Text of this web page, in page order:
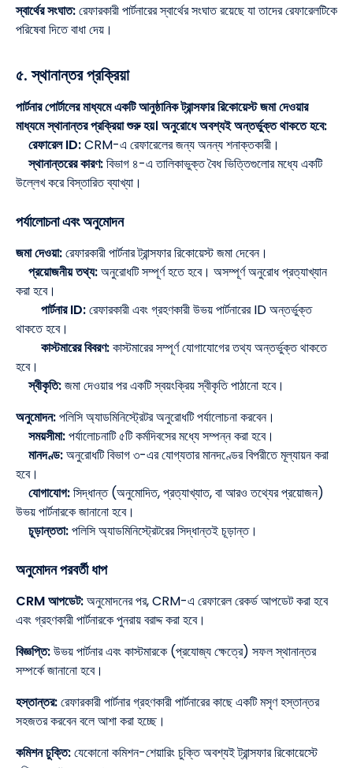
স্বার্থের সংঘাত:রেফারকারী পার্টনারের স্বার্থের সংঘাত রয়েছে যা তাদের রেফারেলটিকে
পরিষেবা দিতে বাধা দেয়।
৫. স্থানান্তর প্রক্রিয়া
পার্টনার পোর্টালের মাধ্যমে একটি আনুষ্ঠানিক ট্রান্সফার রিকোয়েস্ট জমা দেওয়ার
মাধ্যমে স্থানান্তর প্রক্রিয়া শুরু হয়। অনুরোধে অবশ্যই অন্তর্ভুক্ত থাকতে হবে:
রেফারেল ID:CRM-এ রেফারেলের জন্য অনন্য শনাক্তকারী।
স্থানান্তরের কারণ:বিভাগ ৪-এ তালিকাভুক্ত বৈধ ভিত্তিগুলোর মধ্যে একটি
উল্লেখ করে বিস্তারিত ব্যাখ্যা।
পর্যালোচনা এবং অনুমোদন
জমা দেওয়া:রেফারকারী পার্টনার ট্রান্সফার রিকোয়েস্ট জমা দেবেন।
প্রয়োজনীয় তথ্য:অনুরোধটি সম্পূর্ণ হতে হবে। অসম্পূর্ণ অনুরোধ প্রত্যাখ্যান
করা হবে।
পার্টনার ID:রেফারকারী এবং গ্রহণকারী উভয় পার্টনারের ID অন্তর্ভুক্ত
থাকতে হবে।
কাস্টমারের বিবরণ:কাস্টমারের সম্পূর্ণ যোগাযোগের তথ্য অন্তর্ভুক্ত থাকতে
হবে।
স্বীকৃতি:জমা দেওয়ার পর একটি স্বয়ংক্রিয় স্বীকৃতি পাঠানো হবে।
অনুমোদন:পলিসি অ্যাডমিনিস্ট্রেটর অনুরোধটি পর্যালোচনা করবেন।
সময়সীমা:পর্যালোচনাটি ৫টি কর্মদিবসের মধ্যে সম্পন্ন করা হবে।
মানদণ্ড:অনুরোধটি বিভাগ ৩-এর যোগ্যতার মানদণ্ডের বিপরীতে মূল্যায়ন করা
হবে।
যোগাযোগ:সিদ্ধান্ত (অনুমোদিত, প্রত্যাখ্যাত, বা আরও তথ্যের প্রয়োজন)
উভয় পার্টনারকে জানানো হবে।
চূড়ান্ততা:পলিসি অ্যাডমিনিস্ট্রেটরের সিদ্ধান্তই চূড়ান্ত।
অনুমোদন পরবর্তী ধাপ
CRM আপডেট:অনুমোদনের পর, CRM-এ রেফারেল রেকর্ড আপডেট করা হবে
এবং গ্রহণকারী পার্টনারকে পুনরায় বরাদ্দ করা হবে।
বিজ্ঞপ্তি:উভয় পার্টনার এবং কাস্টমারকে (প্রযোজ্য ক্ষেত্রে) সফল স্থানান্তর
সম্পর্কে জানানো হবে।
হস্তান্তর:রেফারকারী পার্টনার গ্রহণকারী পার্টনারের কাছে একটি মসৃণ হস্তান্তর
সহজতর করবেন বলে আশা করা হচ্ছে।
কমিশন চুক্তি:যেকোনো কমিশন-শেয়ারিং চুক্তি অবশ্যই ট্রান্সফার রিকোয়েস্টে